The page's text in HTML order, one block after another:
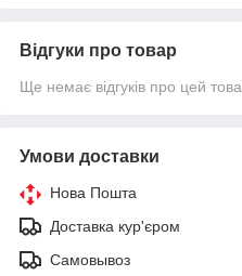
Відгуки про товар
Ще немає відгуків про цей
Умови доставки
Нова Пошта
Доставка кур'єром
Самовывоз